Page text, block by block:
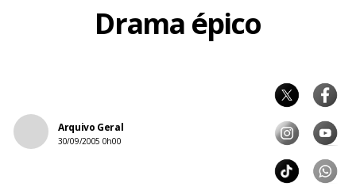
Drama épico
Arquivo Geral
30/09/2005 0h00